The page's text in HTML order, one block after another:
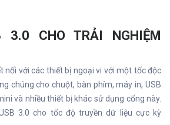
3.0 CHO TRẢI NGHIỆM
nối với các thiết bị ngoại vi với một tốc độc
chúng cho chuột, bàn phím, máy in, USB
và nhiều thiết bị khác sử dụng cổng này.
3.0 cho tốc độ truyền dữ liệu cực kỳ